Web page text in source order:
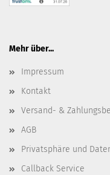
Mehr über...
Impressum
Kontakt
Versand- &
AGB
Privatsphäre und
Callback Service